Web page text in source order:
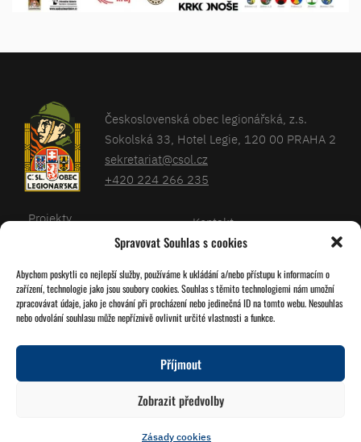
Spravovat Souhlas s cookies
Abychom poskytli co nejlepší služby, používáme k ukládání a/nebo přístupu k informacím o
zařízení, technologie jako jsou soubory cookies. Souhlas s těmito technologiemi nám umožní
zpracovávat údaje, jako je chování při procházení nebo jedinečná ID na tomto webu. Nesouhlas
nebo odvolání souhlasu může nepříznivě ovlivnit určité vlastnosti a funkce.
Příjmout
Zobrazit předvolby
Zásady cookies
Československá obec legionářská, z.s.
Sokolská 33, Hotel Legie, 120 00 PRAHA 2
sekretariat@csol.cz
+420 224 266 235
Sledujte nás!
Projekty
Kalendář
O nás
Kontakt
Databáze legionářů
Pro členy
Zásady cookies